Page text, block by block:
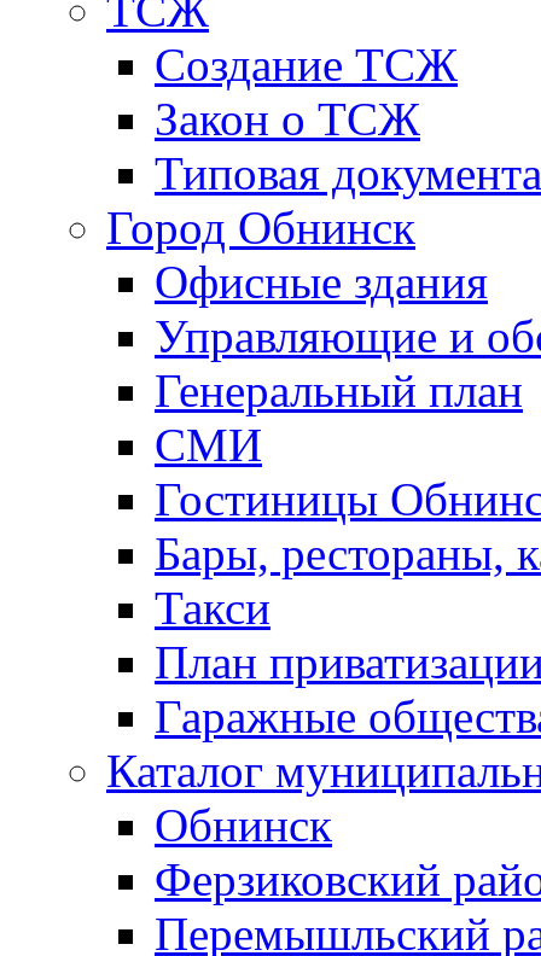
Создание ТСЖ
Закон о ТСЖ
Типовая
Город Обнинск
Офисные здания
Управляющие и
Генеральный план
СМИ
Гостиницы
Бары, рестораны,
Такси
План
Гаражные
Каталог
Обнинск
Ферзиковский
Перемышльский